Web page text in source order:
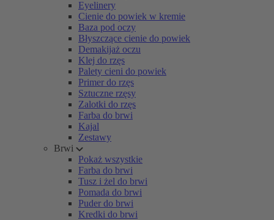
Eyelinery
Cienie do powiek w kremie
Baza pod oczy
Błyszczące cienie do powiek
Demakijaż oczu
Klej do rzęs
Palety cieni do powiek
Primer do rzęs
Sztuczne rzęsy
Zalotki do rzęs
Farba do brwi
Kajal
Zestawy
Brwi
Pokaż wszystkie
Farba do brwi
Tusz i żel do brwi
Pomada do brwi
Puder do brwi
Kredki do brwi